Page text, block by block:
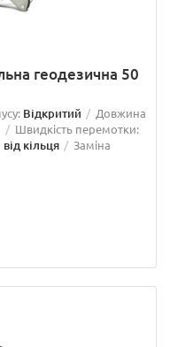
геодезична 50
Відкритий
Довжина
Швидкість перемотки:
кільця
Заміна